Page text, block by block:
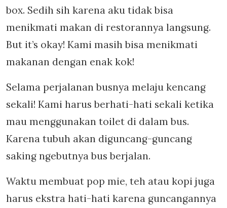
box. Sedih sih karena aku tidak bisa
menikmati makan di restorannya langsung.
But it’s okay! Kami masih bisa menikmati
makanan dengan enak kok!
Selama perjalanan busnya melaju kencang
sekali! Kami harus berhati-hati sekali ketika
mau menggunakan toilet di dalam bus.
Karena tubuh akan diguncang-guncang
saking ngebutnya bus berjalan.
Waktu membuat pop mie, teh atau kopi juga
harus ekstra hati-hati karena guncangannya